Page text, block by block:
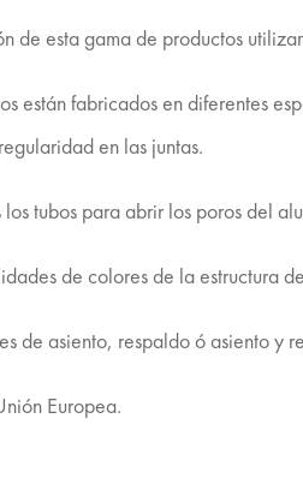
de esta gama de productos
están fabricados en diferentes
en las juntas.
los tubos para abrir los poros del
de colores de la estructura
de asiento, respaldo ó asiento y
Europea.